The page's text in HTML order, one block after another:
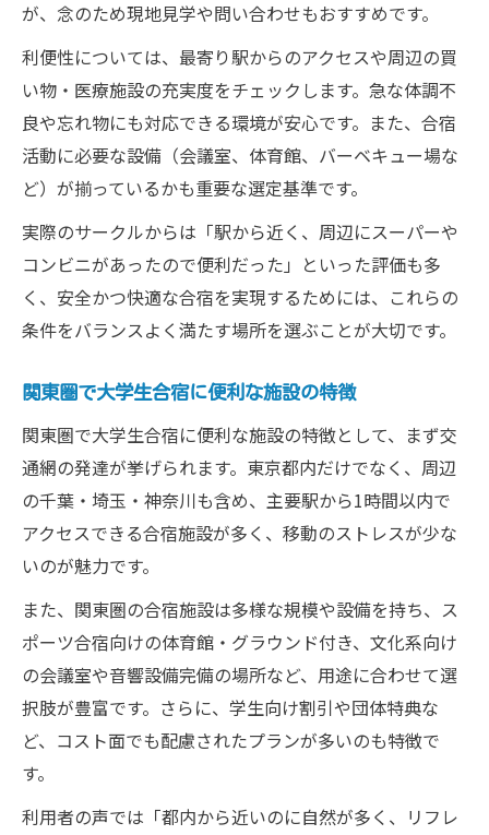
が、念のため現地見学や問い合わせもおすすめです。
利便性については、最寄り駅からのアクセスや周辺の買
い物・医療施設の充実度をチェックします。急な体調不
良や忘れ物にも対応できる環境が安心です。また、合宿
活動に必要な設備（会議室、体育館、バーベキュー場な
ど）が揃っているかも重要な選定基準です。
実際のサークルからは「駅から近く、周辺にスーパーや
コンビニがあったので便利だった」といった評価も多
く、安全かつ快適な合宿を実現するためには、これらの
条件をバランスよく満たす場所を選ぶことが大切です。
関東圏で大学生合宿に便利な施設の特徴
関東圏で大学生合宿に便利な施設の特徴として、まず交
通網の発達が挙げられます。東京都内だけでなく、周辺
の千葉・埼玉・神奈川も含め、主要駅から1時間以内で
アクセスできる合宿施設が多く、移動のストレスが少な
いのが魅力です。
また、関東圏の合宿施設は多様な規模や設備を持ち、ス
ポーツ合宿向けの体育館・グラウンド付き、文化系向け
の会議室や音響設備完備の場所など、用途に合わせて選
択肢が豊富です。さらに、学生向け割引や団体特典な
ど、コスト面でも配慮されたプランが多いのも特徴で
す。
利用者の声では「都内から近いのに自然が多く、リフレ